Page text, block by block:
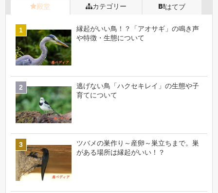
殿堂 カテゴリー はてブ
縁起がいい鳥！？「アオサギ」の鳴き声
や特徴・生態について
逃げない鳥「ハクセキレイ」の生態や子
育てについて
ツバメの巣作り～産卵～巣立ちまで。巣
がある場所は縁起がいい！？